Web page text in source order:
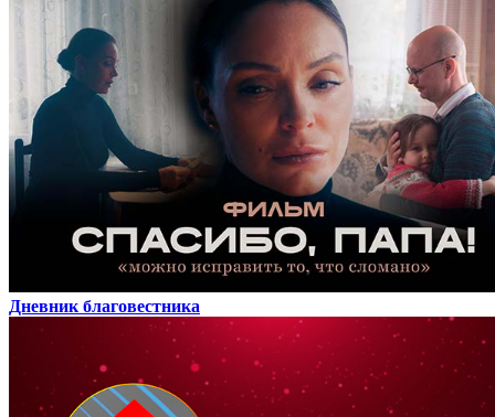
Дневник благовестника